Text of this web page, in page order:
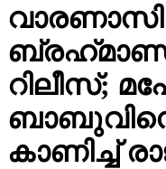
റിലീസ്;
കാണിച്ച്